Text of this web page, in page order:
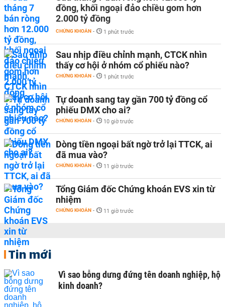
đồng, khối ngoại đảo chiều gom hơn
2.000 tỷ đồng
CHỨNG KHOÁN - 1 phút trước
Sau nhịp điều chỉnh mạnh, CTCK nhìn
thấy cơ hội ở nhóm cổ phiếu nào?
CHỨNG KHOÁN - 1 phút trước
Tự doanh sang tay gần 700 tỷ đồng cổ
phiếu DMX cho ai?
CHỨNG KHOÁN - 10 giờ trước
Dòng tiền ngoại bất ngờ trở lại TTCK, ai
đã mua vào?
CHỨNG KHOÁN - 11 giờ trước
Tổng Giám đốc Chứng khoán EVS xin từ
nhiệm
CHỨNG KHOÁN - 11 giờ trước
Tin mới
Vì sao bỗng dưng đứng tên doanh nghiệp, hộ
kinh doanh?